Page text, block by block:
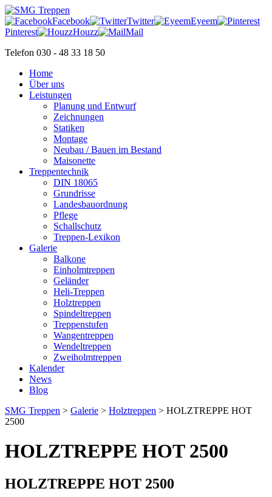
Facebook Twitter
Eyeem
Pinterest
Houzz
Mail
Telefon 030 - 48 33 18 50
Home
Über uns
Leistungen
Planung und Entwurf
Zeichnungen
Statiken
Montage
Neubau / Bauen im Bestand
Maisonette
Treppentechnik
DIN 18065
Grundrisse
Landesbauordnung
Pflege
Schallschutz
Treppen-Lexikon
Galerie
Balkone
Einholmtreppen
Geländer
Heli-Treppen
Holztreppen
Spindeltreppen
Treppenstufen
Wangentreppen
Wendeltreppen
Zweiholmtreppen
Kalender
News
Blog
SMG Treppen > Galerie > Holztreppen > HOLZTREPPE HOT
2500
HOLZTREPPE HOT 2500
HOLZTREPPE HOT 2500